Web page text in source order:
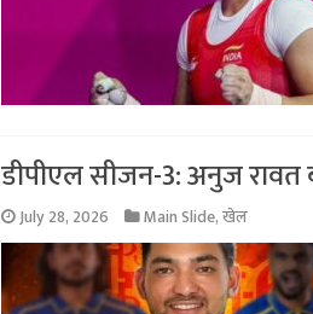
डीपीएल सीजन-3: अनुज रावत
July 28, 2026 Main Slide,खेल